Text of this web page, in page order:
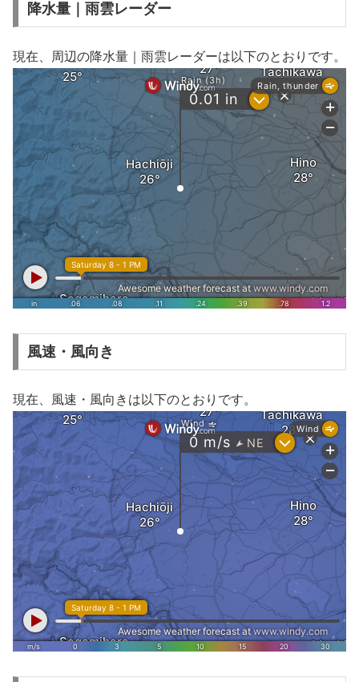
降水量｜雨雲レーダー
現在、周辺の降水量｜雨雲レーダーは以下のとおりです。
風速・風向き
現在、風速・風向きは以下のとおりです。